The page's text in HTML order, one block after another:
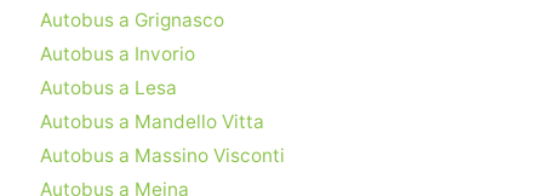
Autobus a Grignasco
Autobus a Invorio
Autobus a Lesa
Autobus a Mandello Vitta
Autobus a Massino Visconti
Autobus a Meina